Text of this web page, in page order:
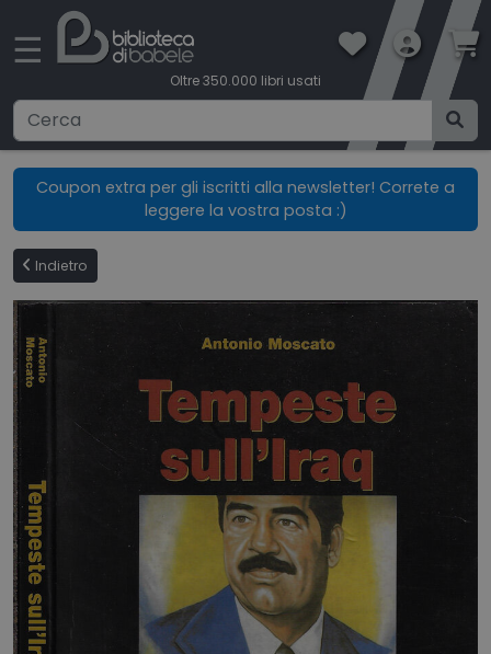
☰
Oltre 350.000 libri usati
Ricerca avanzata
CONDIZIONI DI VENDITA
BOOKLOVERS CARD
CHI SIAMO
Coupon extra per gli iscritti alla newsletter! Correte a
leggere la vostra posta :)
Indietro